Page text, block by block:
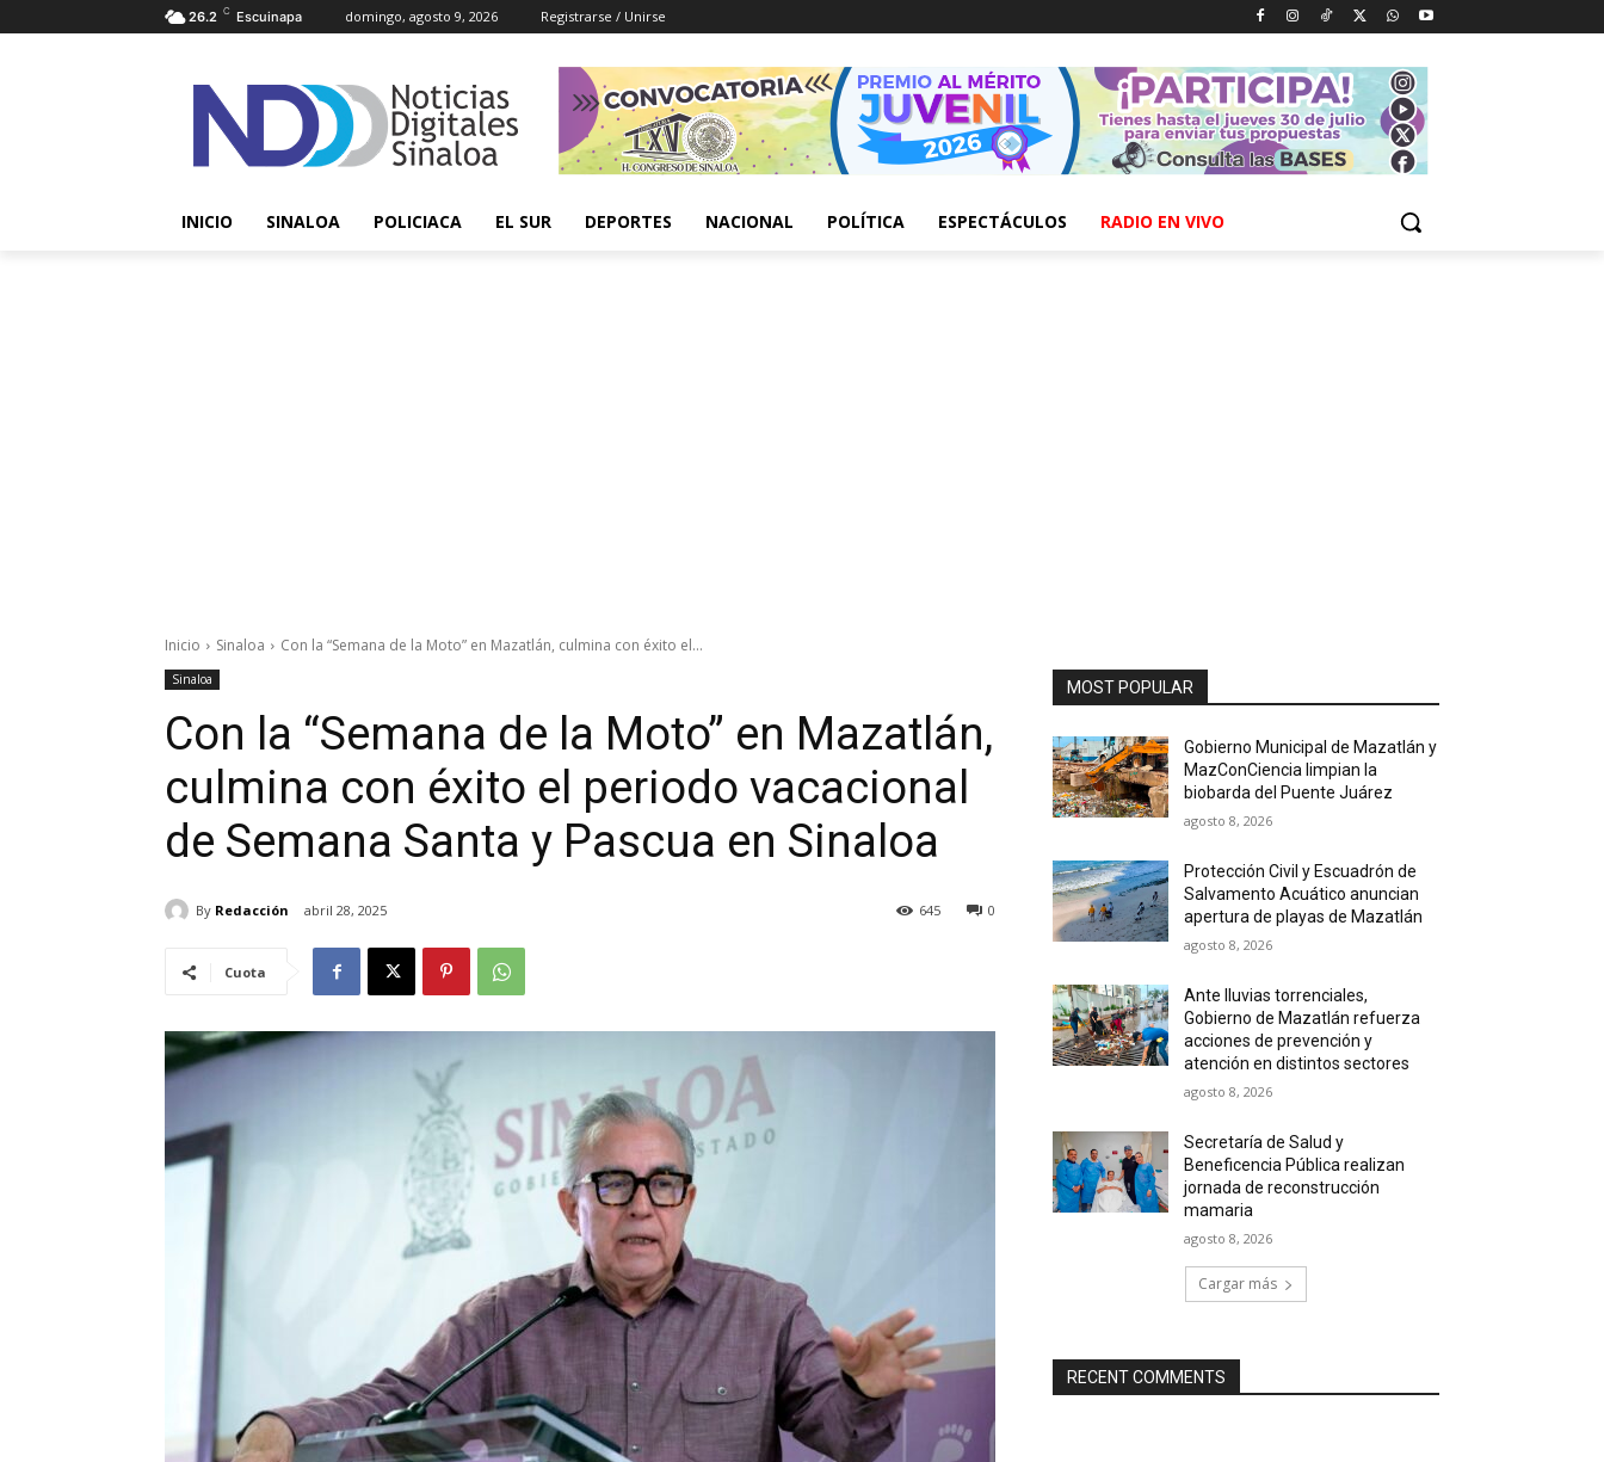
26.2 C Escuinapa domingo, agosto 9, 2026 Registrarse / Unirse
INICIO SINALOA POLICIACA EL SUR DEPORTES NACIONAL POLÍTICA ESPECTÁCULOS RADIO EN VIVO
Inicio Sinaloa Con la “Semana de la Moto” en Mazatlán, culmina con éxito el...
Sinaloa
Con la “Semana de la Moto” en Mazatlán,
culmina con éxito el periodo vacacional
de Semana Santa y Pascua en Sinaloa
By Redacción abril 28, 2025 0
645
Cuota
MOST POPULAR
Gobierno Municipal de Mazatlán y
MazConCiencia limpian la
biobarda del Puente Juárez
agosto 8, 2026
Protección Civil y Escuadrón de
Salvamento Acuático anuncian
apertura de playas de Mazatlán
agosto 8, 2026
Ante lluvias torrenciales,
Gobierno de Mazatlán refuerza
acciones de prevención y
atención en distintos sectores
agosto 8, 2026
Secretaría de Salud y
Beneficencia Pública realizan
jornada de reconstrucción
mamaria
agosto 8, 2026
Cargar más
RECENT COMMENTS